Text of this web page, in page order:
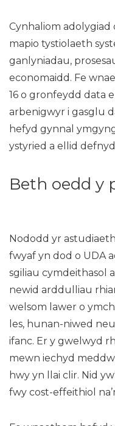
Cynhaliom
mapio tystiolaeth
ganlyniadau,
economaidd. Fe
16 o gronfeydd data
arbenigwyr i gasglu
hefyd gynnal
ystyried a ellid
Beth oedd y
Nododd yr
fwyaf yn dod o UDA
sgiliau cymdeithasol
newid arddulliau
welsom lawer o
les, hunan-niwed
ifanc. Er y gwelwyd
mewn iechyd
hwy yn llai clir. Nid
fwy cost-effeithiol